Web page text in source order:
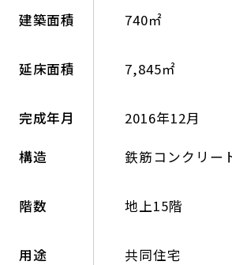
建築面積 740㎡
延床面積 7,845㎡
完成年月 2016年12月
構造 鉄筋コンクリー
階数 地上15階
用途 共同住宅